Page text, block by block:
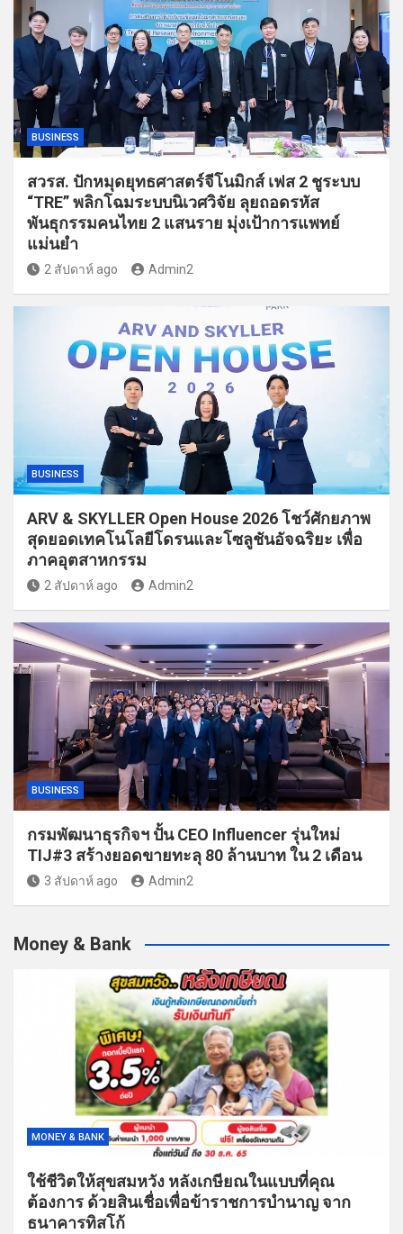
BUSINESS
สวรส. ปักหมุดยุทธศาสตร์จีโนมิกส์ เฟส 2 ชูระบบ
“TRE” พลิกโฉมระบบนิเวศวิจัย ลุยถอดรหัส
พันธุกรรมคนไทย 2 แสนราย มุ่งเป้าการแพทย์
แม่นยำ
2 สัปดาห์ ago Admin2
BUSINESS
ARV & SKYLLER Open House 2026 โชว์ศักยภาพ
สุดยอดเทคโนโลยีโดรนและโซลูชันอัจฉริยะ เพื่อ
ภาคอุตสาหกรรม
2 สัปดาห์ ago Admin2
BUSINESS
กรมพัฒนาธุรกิจฯ ปั้น CEO Influencer รุ่นใหม่
TIJ#3 สร้างยอดขายทะลุ 80 ล้านบาท ใน 2 เดือน
3 สัปดาห์ ago Admin2
Money & Bank
MONEY & BANK
ใช้ชีวิตให้สุขสมหวัง หลังเกษียณในแบบที่คุณ
ต้องการ ด้วยสินเชื่อเพื่อข้าราชการบำนาญ จาก
ธนาคารทิสโก้